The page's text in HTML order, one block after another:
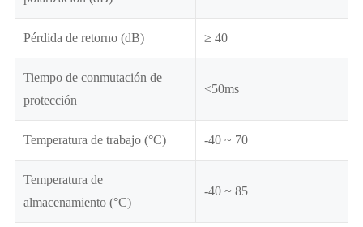
Pérdida de retorno (dB) ≥ 40
Tiempo de conmutación de
protección
<50ms
Temperatura de trabajo (°C) -40 ~ 70
Temperatura de
almacenamiento (°C)
-40 ~ 85